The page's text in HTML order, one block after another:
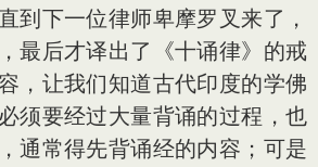
到下一位律师卑摩罗叉来了，
最后才译出了《十诵律》的戒
，让我们知道古代印度的学佛
须要经过大量背诵的过程，也
通常得先背诵经的内容；可是